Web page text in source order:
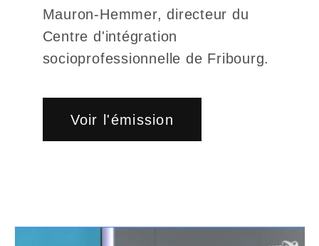
Mauron-Hemmer, directeur du
Centre d'intégration
socioprofessionnelle de Fribourg.
Voir l'émission